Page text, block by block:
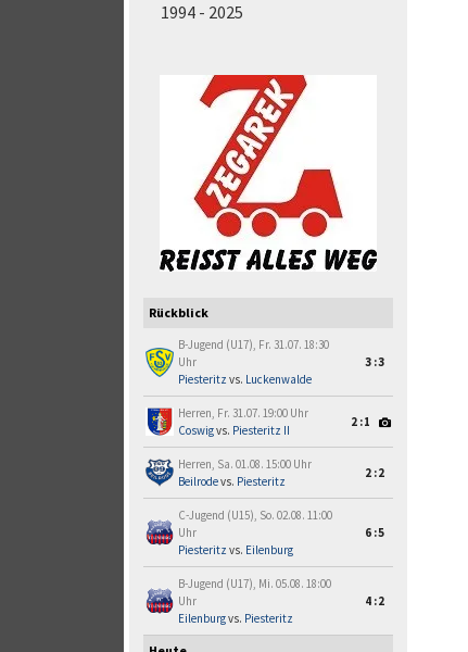
1994 - 2025
Rückblick
B-Jugend (U17), Fr. 31.07. 18:30
Uhr
Piesteritz vs. Luckenwalde
3:3
Herren, Fr. 31.07. 19:00 Uhr
Coswigvs. Piesteritz II
2:1
Herren, Sa. 01.08. 15:00 Uhr
Beilrodevs. Piesteritz
2:2
C-Jugend (U15), So. 02.08. 11:00
Uhr
Piesteritz vs. Eilenburg
6:5
B-Jugend (U17), Mi. 05.08. 18:00
Uhr
Eilenburgvs. Piesteritz
4:2